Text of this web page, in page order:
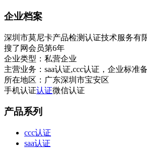
企业档案
深圳市莫尼卡产品检测认证技术服务有
搜了网会员第6年
企业类型： 私营企业
主营业务： saa认证,ccc认证，企业标准
所在地区： 广东深圳市宝安区
手机认证认证微信认证
产品系列
ccc认证
saa认证